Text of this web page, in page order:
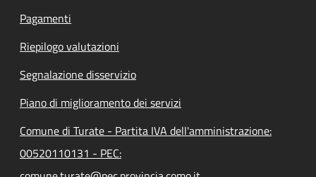
Pagamenti
Riepilogo valutazioni
Segnalazione disservizio
Piano di miglioramento dei servizi
Comune di Turate - Partita IVA dell'amministrazione:
00520110131 - PEC: